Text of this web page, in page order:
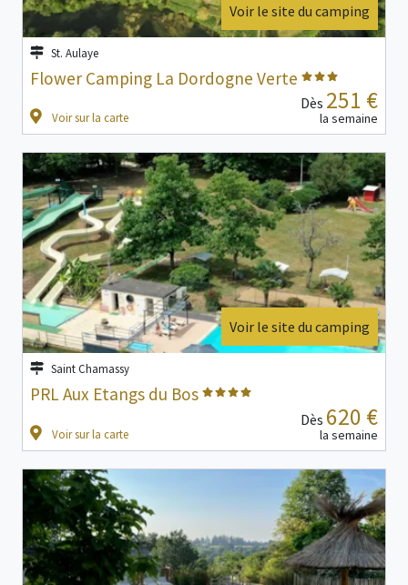
Voir le site du camping
St. Aulaye
Flower Camping La Dordogne Verte
Voir sur la carte
Dès 251 €
la semaine
Voir le site du camping
Saint Chamassy
PRL Aux Etangs du Bos
Voir sur la carte
Dès 620 €
la semaine